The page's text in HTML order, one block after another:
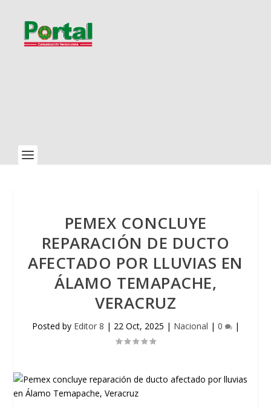
PEMEX CONCLUYE
REPARACIÓN DE DUCTO
AFECTADO POR LLUVIAS EN
ÁLAMO TEMAPACHE,
VERACRUZ
Posted by Editor 8 | 22 Oct, 2025 | Nacional | 0 |